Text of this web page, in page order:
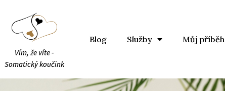
Vím, že víte -
Somatický koučink
Blog Služby Můj příběh